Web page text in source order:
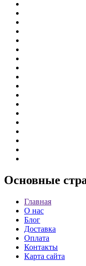
Основные
Главная
О нас
Блог
Доставка
Оплата
Контакты
Карта сайта